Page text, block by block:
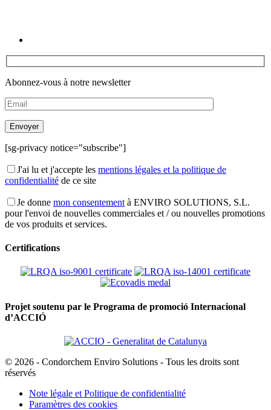
Abonnez-vous à notre newsletter
[sg-privacy notice="subscribe"]
J'ai lu et j'accepte les mentions légales et la politique de
confidentialité de ce site
Je donne mon consentement à ENVIRO SOLUTIONS, S.L.
pour l'envoi de nouvelles commerciales et / ou nouvelles promotions
de vos produits et services.
Certifications
Projet soutenu par le Programa de promoció Internacional
d’ACCIÓ
© 2026 - Condorchem Enviro Solutions - Tous les droits sont
réservés
Note légale et Politique de confidentialité
Paramètres des cookies